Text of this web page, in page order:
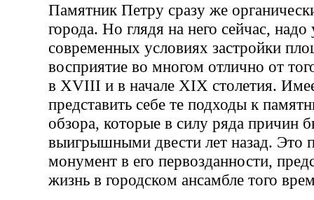
Памятник Петру сразу же
города. Но глядя на него сейчас, надо
современных условиях застройки
восприятие во многом отлично от
в XVIII и в начале XIX столетия.
представить себе те подходы к
обзора, которые в силу ряда причин
выигрышными двести лет назад. Это
монумент в его первозданности,
жизнь в городском ансамбле того